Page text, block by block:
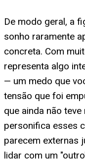
De modo geral, a
sonho raramente
concreta. Com
representa algo
— um medo que
tensão que foi
que ainda não
personifica esses
parecem externas
lidar com um